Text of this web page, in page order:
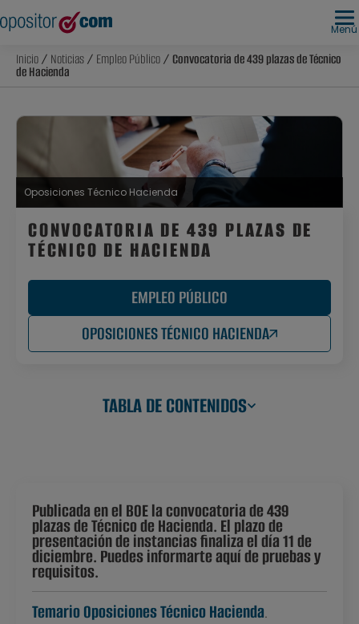
Menú
Inicio/ Noticias/ Empleo Público/ Convocatoria de 439 plazas de Técnico
de Hacienda
Oposiciones Técnico Hacienda
CONVOCATORIA DE 439 PLAZAS DE
TÉCNICO DE HACIENDA
EMPLEO PÚBLICO
OPOSICIONES TÉCNICO HACIENDA
TABLA DE CONTENIDOS
Publicada en el BOE la convocatoria de 439
plazas de Técnico de Hacienda. El plazo de
presentación de instancias finaliza el día 11 de
diciembre. Puedes informarte aquí de pruebas y
requisitos.
Temario Oposiciones Técnico Hacienda.